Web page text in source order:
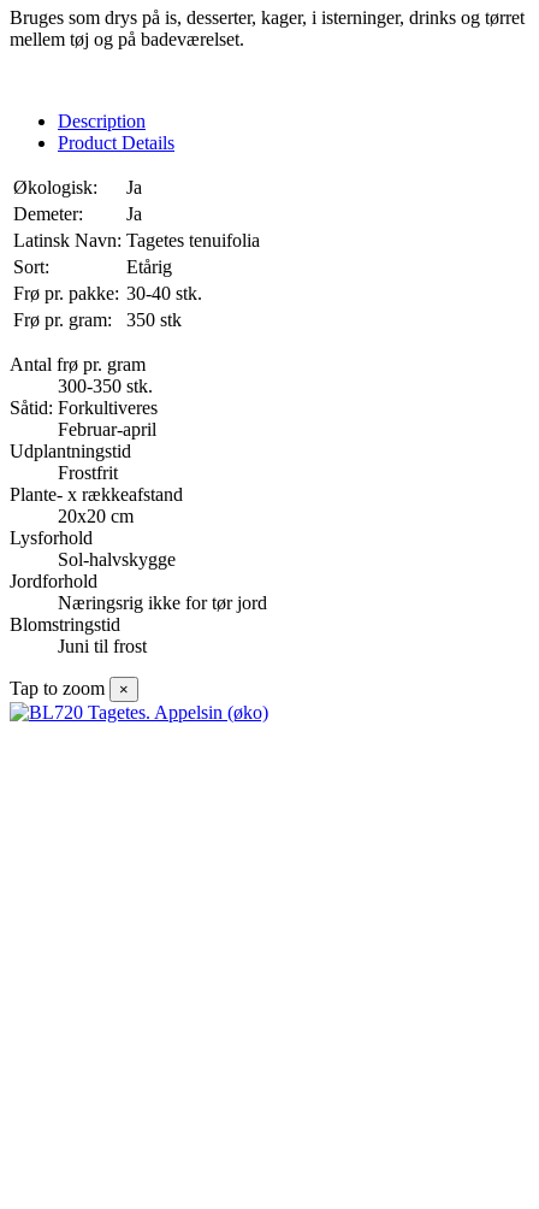
Bruges som drys på is, desserter, kager, i isterninger, drinks og tørret
mellem tøj og på badeværelset.
Description
Product Details
Økologisk:
Ja
Demeter:
Ja
Latinsk Navn: Tagetes tenuifolia
Sort:
Etårig
Frø pr. pakke: 30-40 stk.
Frø pr. gram:
350 stk
Antal frø pr. gram
300-350 stk.
Såtid: Forkultiveres
Februar-april
Udplantningstid
Frostfrit
Plante- x rækkeafstand
20x20 cm
Lysforhold
Sol-halvskygge
Jordforhold
Næringsrig ikke for tør jord
Blomstringstid
Juni til frost
Tap to zoom ×